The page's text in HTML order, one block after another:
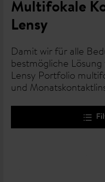
Multifokale
Lensy
Damit wir für alle
bestmögliche
Lensy Portfolio
und